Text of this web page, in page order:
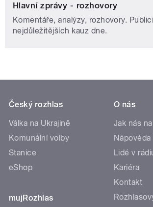
Hlavní zprávy - rozhovory
Komentáře, analýzy, rozhovory.
nejdůležitějších kauz dne.
Český rozhlas
Válka na Ukrajině
Komunální volby
Stanice
eShop
mujRozhlas
O nás
Jak nás
Nápověda
Lidé v
Kariéra
Kontakt